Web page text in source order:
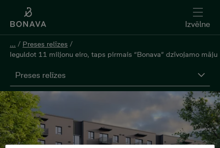
Izvēlne
... / Preses relīzes /
Ieguldot 11 miljonu eiro, taps pirmais “Bonava” dzīvojamo
Preses relīzes